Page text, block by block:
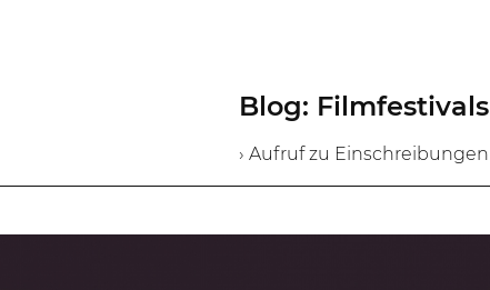
Blog: Filmfestivals
› Aufruf zu Einschreibungen